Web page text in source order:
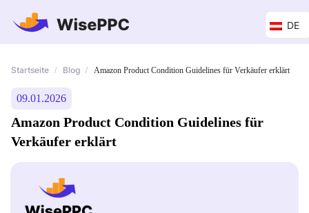
DE
Startseite / Blog / Amazon Product Condition Guidelines für Verkäufer erklärt
09.01.2026
Amazon Product Condition Guidelines für
Verkäufer erklärt